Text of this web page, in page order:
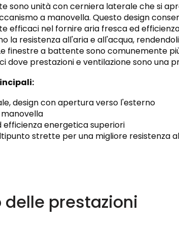
sono unità con cerniera laterale che si
a manovella. Questo design
efficaci nel fornire aria fresca ed
la resistenza all'aria e all'acqua,
finestre a battente sono comunemente
dove prestazioni e ventilazione sono una
design con apertura verso l'esterno
efficienza energetica superiori
strette per una migliore resistenza
prestazioni